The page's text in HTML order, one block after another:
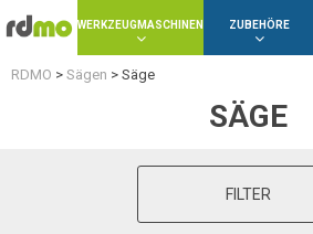
WERKZEUGMASCHINEN ZUBEHÖRE
RDMO > Sägen > Säge
SÄGE
FILTER